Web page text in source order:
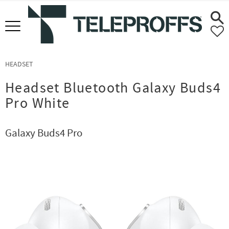
Meny
HEADSET
Headset Bluetooth Galaxy Buds4
Pro White
Galaxy Buds4 Pro